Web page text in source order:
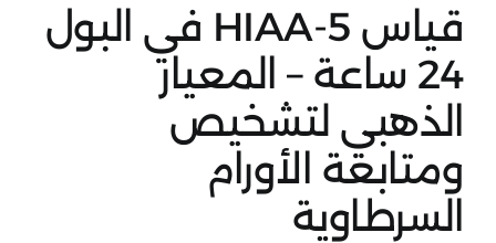
قياس 5-HIAA في البول
24 ساعة – المعيار
الذهبي لتشخيص
ومتابعة الأورام
السرطاوية